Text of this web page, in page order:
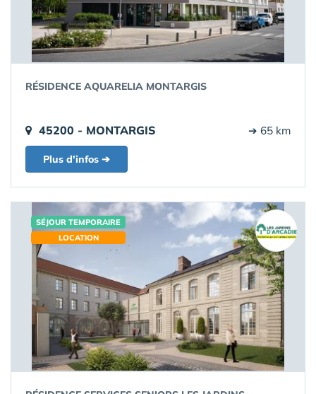
RÉSIDENCE AQUARELIA MONTARGIS
45200 - MONTARGIS ➔ 65 km
Plus d'infos ➔
SÉJOUR TEMPORAIRE
LOCATION